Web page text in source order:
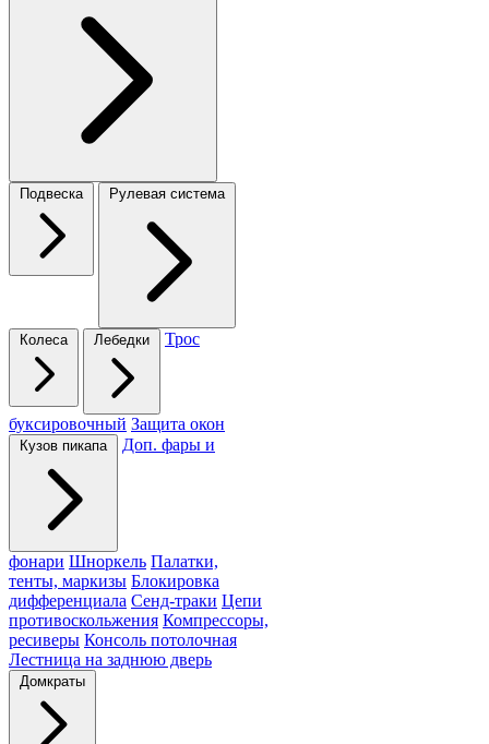
Подвеска Рулевая система
Колеса Лебедки Трос
буксировочный Защита окон
Кузов пикапа Доп. фары и
фонари Шноркель Палатки,
тенты, маркизы Блокировка
дифференциала Сенд-траки Цепи
противоскольжения Компрессоры,
ресиверы Консоль потолочная
Лестница на заднюю дверь
Домкраты